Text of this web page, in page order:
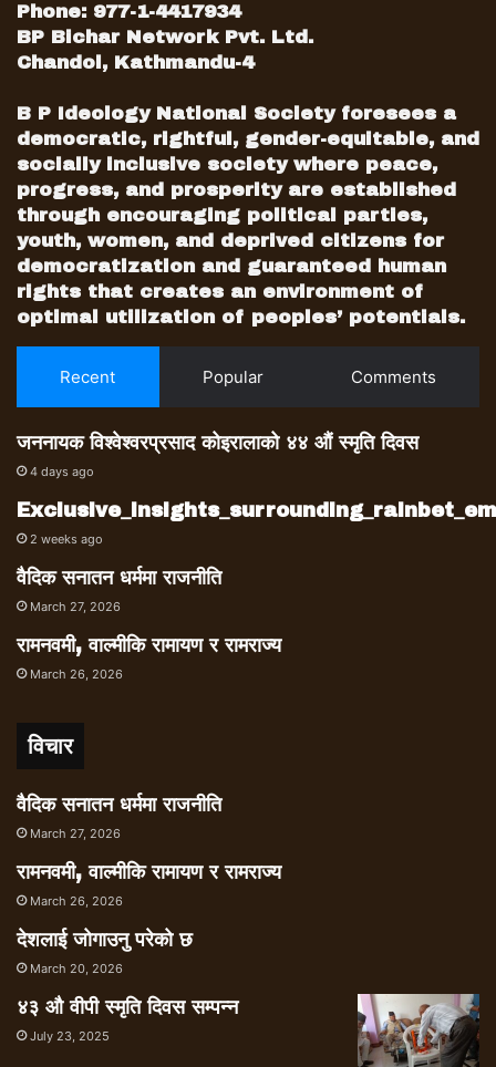
Phone: 977-1-4417934
BP Bichar Network Pvt. Ltd.
Chandol, Kathmandu-4
B P Ideology National Society foresees a
democratic, rightful, gender-equitable, and
socially inclusive society where peace,
progress, and prosperity are established
through encouraging political parties,
youth, women, and deprived citizens for
democratization and guaranteed human
rights that creates an environment of
optimal utilization of peoples’ potentials.
Recent Popular Comments
जननायक विश्वेश्वरप्रसाद कोइरालाको ४४ औं स्मृति दिवस
4 days ago
2 weeks ago
वैदिक सनातन धर्ममा राजनीति
March 27, 2026
रामनवमी, वाल्मीकि रामायण र रामराज्य
March 26, 2026
विचार
वैदिक सनातन धर्ममा राजनीति
March 27, 2026
रामनवमी, वाल्मीकि रामायण र रामराज्य
March 26, 2026
देशलाई जोगाउनु परेको छ
March 20, 2026
४३ औ वीपी स्मृति दिवस सम्पन्न
July 23, 2025